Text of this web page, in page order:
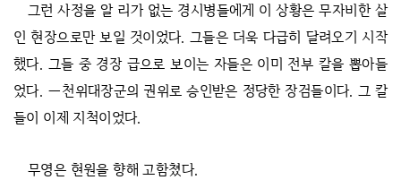
그런 사정을 알 리가 없는 경시병들에게 이 상황은 무자비한 살
인 현장으로만 보일 것이었다. 그들은 더욱 다급히 달려오기 시작
했다. 그들 중 경장 급으로 보이는 자들은 이미 전부 칼을 뽑아들
었다. ―천위대장군의 권위로 승인받은 정당한 장검들이다. 그 칼
들이 이제 지척이었다.
무영은 현원을 향해 고함쳤다.